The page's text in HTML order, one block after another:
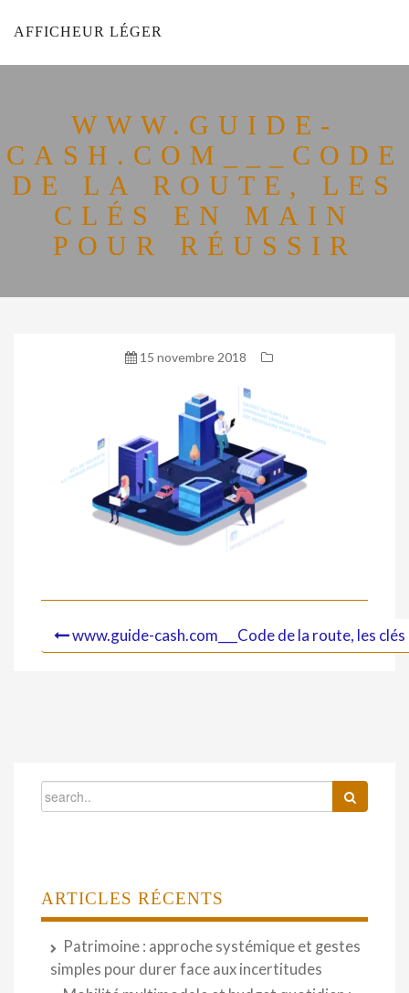
AFFICHEUR LÉGER
WWW.GUIDE-
CASH.COM___CODE
DE LA ROUTE, LES
CLÉS EN MAIN
POUR RÉUSSIR
15 novembre 2018
www.guide-cash.com___Code de la route, les
ARTICLES RÉCENTS
Patrimoine : approche systémique et gestes
simples pour durer face aux incertitudes